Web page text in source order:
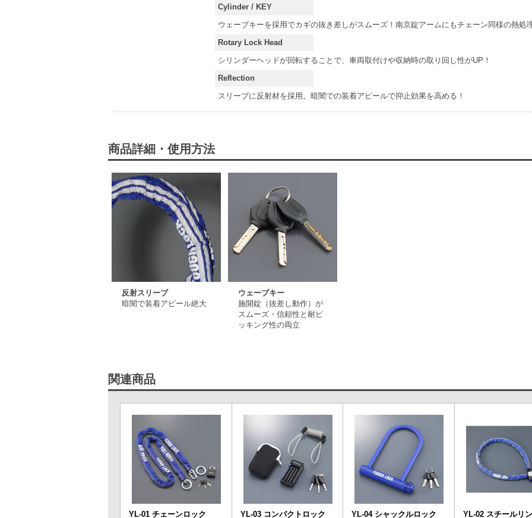
Cylinder / KEY
ウェーブキーを採用でカギの抜き差しがスムーズ！南京錠アームにもチェーン同様の熱処
Rotary Lock Head
シリンダーヘッドが回転することで、車両取付けや収納時の取り回し性がUP！
Reflection
スリーブに反射材を採用。暗闇での装着アピールで抑止効果を高める！
商品詳細・使用方法
反射スリーブ
暗闇で装着アピール絶大
ウェーブキー
施開錠（抜差し動作）が
スムーズ・信頼性と耐ピ
ッキング性の両立
関連商品
YL-01 チェーンロック
YL-03 コンパクトロック
YL-04 シャックルロック
YL-02 スチールリ